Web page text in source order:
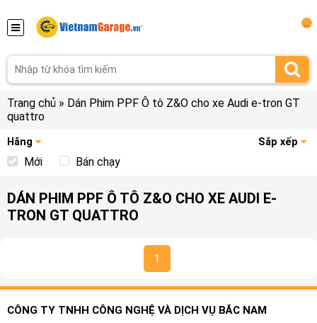
Trang chủ » Dán Phim PPF Ô tô Z&O cho xe Audi e-tron GT
quattro
Hãng Sắp xếp
Mới Bán chạy
DÁN PHIM PPF Ô TÔ Z&O CHO XE AUDI E-
TRON GT QUATTRO
1
CÔNG TY TNHH CÔNG NGHỆ VÀ DỊCH VỤ BẮC NAM